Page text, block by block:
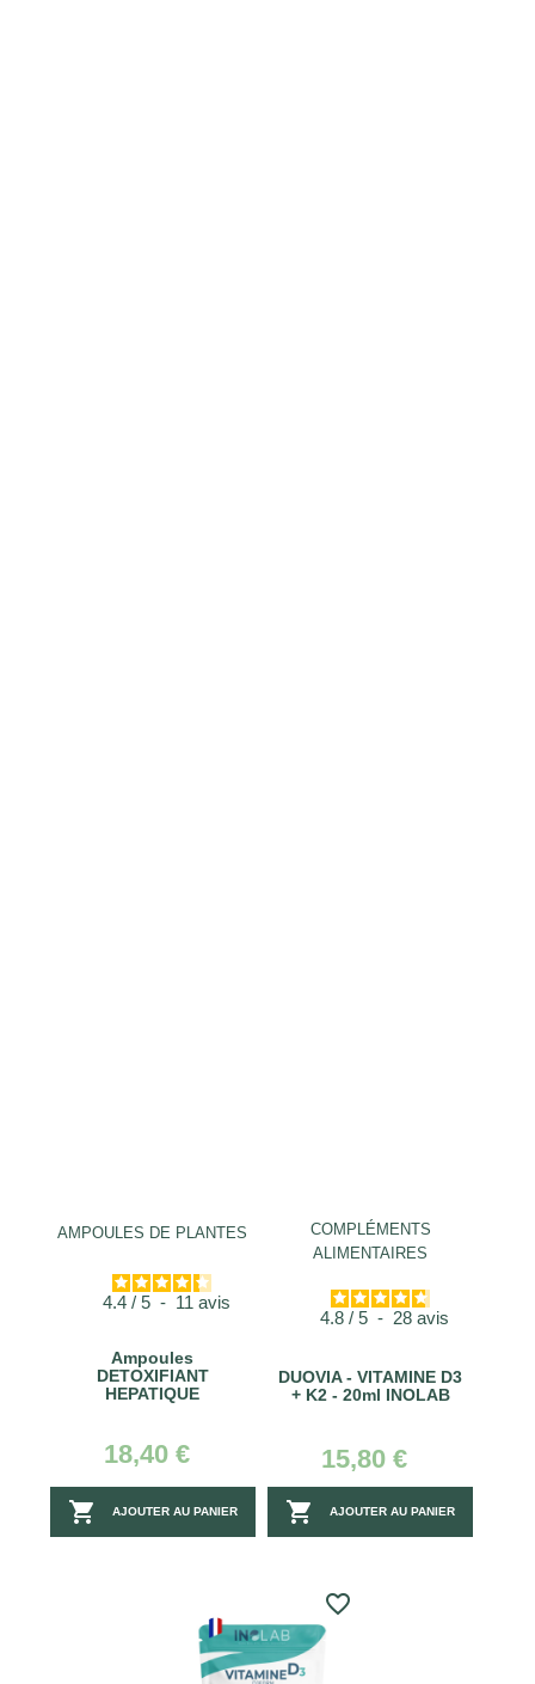
AMPOULES DE PLANTES
4.4 / 5 - 11avis
Ampoules
DETOXIFIANT
HEPATIQUE
18,40 €
 AJOUTER AU PANIER
COMPLÉMENTS
ALIMENTAIRES
4.8 / 5 - 28 avis
DUOVIA - VITAMINE D3
+ K2 - 20ml INOLAB
15,80 €
 AJOUTER AU PANIER
favorite_border